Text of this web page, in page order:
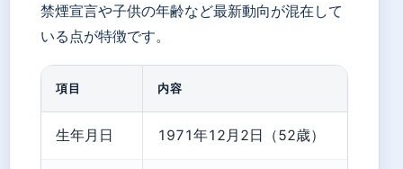
禁煙宣言や子供の年齢など最新動向が混在して
いる点が特徴です。
項目 内容
生年月日 1971年12月2日（52歳）